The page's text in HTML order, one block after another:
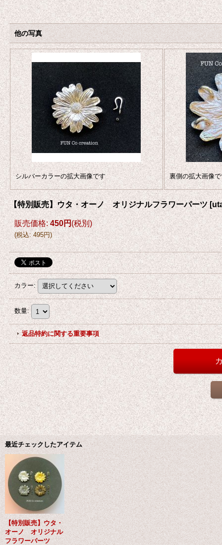
他の写真
シルバーカラーの拡大画像です 裏側の拡大画像
【特別販売】ウタ・オーノ オリジナルフラワーパーツ [
販売価格: 450円(税別)
(税込: 495円)
カラー:
数量:
返品特約に関する重要事項
最近チェックしたアイテム
【特別販売】ウタ・
オーノ オリジナル
フラワーパーツ